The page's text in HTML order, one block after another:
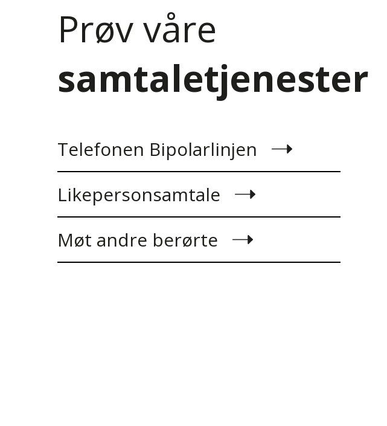
Prøv våre
samtaletjenester
Telefonen Bipolarlinjen
Likepersonsamtale
Møt andre berørte